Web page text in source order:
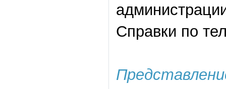
Справки по